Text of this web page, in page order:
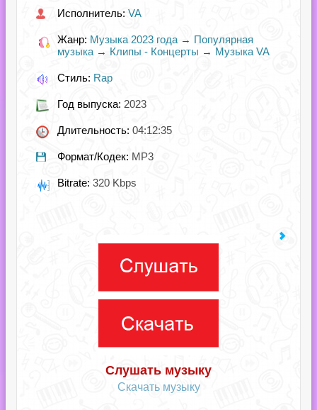
Исполнитель: VA
Жанр: Музыка 2023 года → Популярная
музыка → Клипы - Концерты → Музыка VA
Стиль: Rap
Год выпуска: 2023
Длительность: 04:12:35
Формат/Кодек: MP3
Bitrate: 320 Kbps
Слушать музыку
Скачать музыку